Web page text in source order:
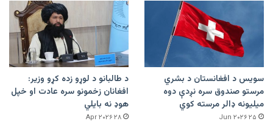
سویس د افغانستان د بشري
مرستو صندوق سره نږدې دوه
میلیونه ډالر مرسته کوي
۲۵ Jun ۲۰۲۶
د طالبانو د لوړو زده کړو وزیر:
افغانان زخمونو سره عادت او خپل
هوډ نه بایلي
۲۸ Apr ۲۰۲۶